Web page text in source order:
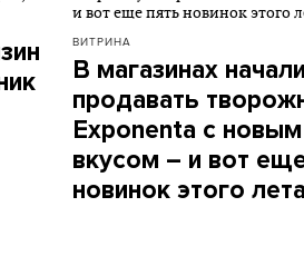
ВИТРИНА
В магазинах начали
продавать
Exponenta с новым
вкусом – и вот
новинок этого лета